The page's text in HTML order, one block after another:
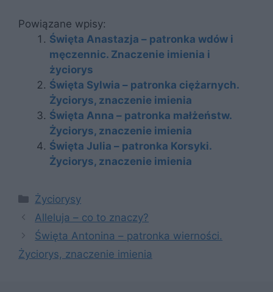
Powiązane wpisy:
Święta Anastazja – patronka wdów i
męczennic. Znaczenie imienia i
życiorys
Święta Sylwia – patronka ciężarnych.
Życiorys, znaczenie imienia
Święta Anna – patronka małżeństw.
Życiorys, znaczenie imienia
Święta Julia – patronka Korsyki.
Życiorys, znaczenie imienia
Kategorie
Życiorysy
Alleluja – co to znaczy?
Święta Antonina – patronka wierności.
Życiorys, znaczenie imienia